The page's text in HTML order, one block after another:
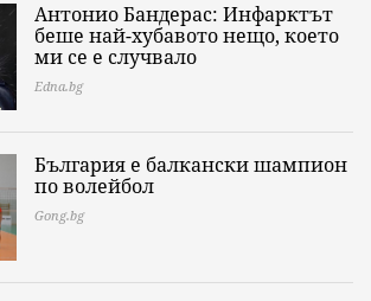
Антонио Бандерас: Инфарктът
беше най-хубавото нещо, което
ми се е случвало
Edna.bg
България е балкански шампион
по волейбол
Gong.bg